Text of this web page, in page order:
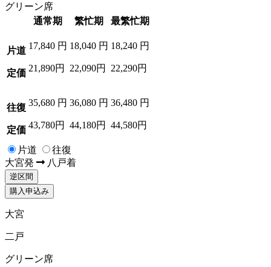
グリーン席
通常期
繁忙期 最繁忙期
片道
定価
17,840 円
21,890円
18,040 円
22,090円
18,240 円
22,290円
往復
定価
35,680 円
43,780円
36,080 円
44,180円
36,480 円
44,580円
片道
往復
大宮発 八戸着
逆区間
購入申込み
大宮
二戸
グリーン席